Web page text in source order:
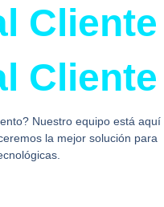
Cliente
Cliente
Nuestro equipo está aquí
la mejor solución para